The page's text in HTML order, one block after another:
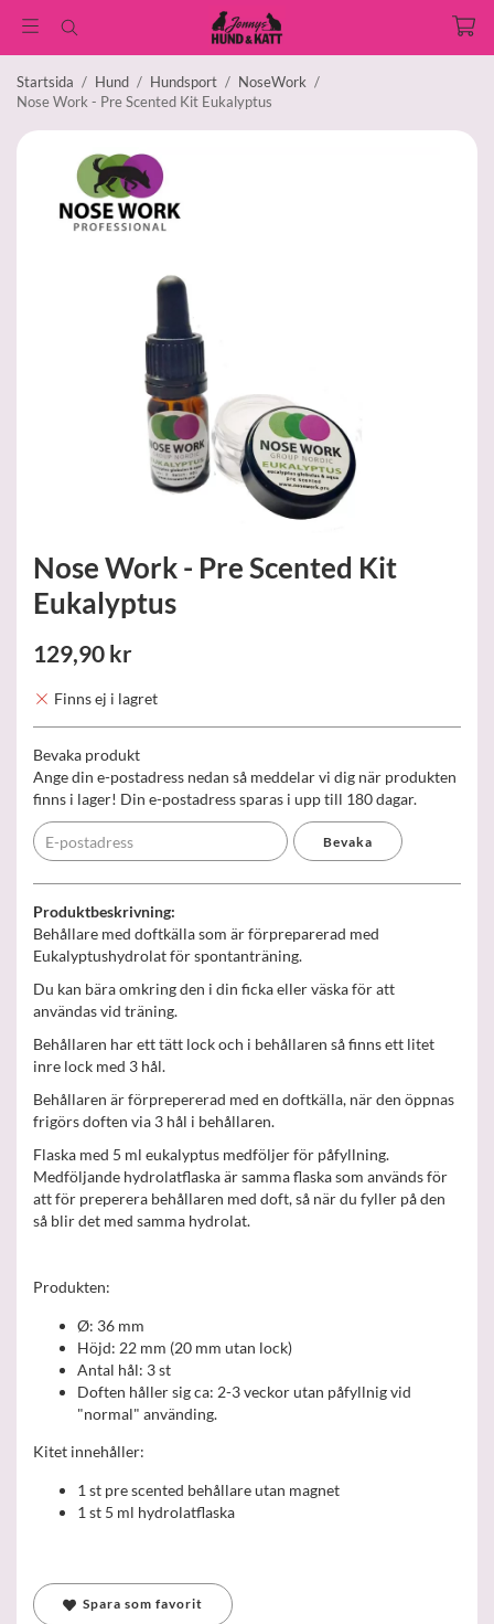
Startsida / Hund / Hundsport / NoseWork /
Nose Work - Pre Scented Kit Eukalyptus
Nose Work - Pre Scented Kit
Eukalyptus
129,90 kr
Finns ej i lagret
Bevaka produkt
Ange din e-postadress nedan så meddelar vi dig när produkten
finns i lager! Din e-postadress sparas i upp till 180 dagar.
Bevaka
Produktbeskrivning:
Behållare med doftkälla som är förpreparerad med
Eukalyptushydrolat för spontanträning.
Du kan bära omkring den i din ficka eller väska för att
användas vid träning.
Behållaren har ett tätt lock och i behållaren så finns ett litet
inre lock med 3 hål.
Behållaren är förprepererad med en doftkälla, när den öppnas
frigörs doften via 3 hål i behållaren.
Flaska med 5 ml eukalyptus medföljer för påfyllning.
Medföljande hydrolatflaska är samma flaska som används för
att för preperera behållaren med doft, så när du fyller på den
så blir det med samma hydrolat.
Produkten:
Ø: 36 mm
Höjd: 22 mm (20 mm utan lock)
Antal hål: 3 st
Doften håller sig ca: 2-3 veckor utan påfyllnig vid
"normal" använding.
Kitet innehåller:
1 st pre scented behållare utan magnet
1 st 5 ml hydrolatflaska
Spara som favorit